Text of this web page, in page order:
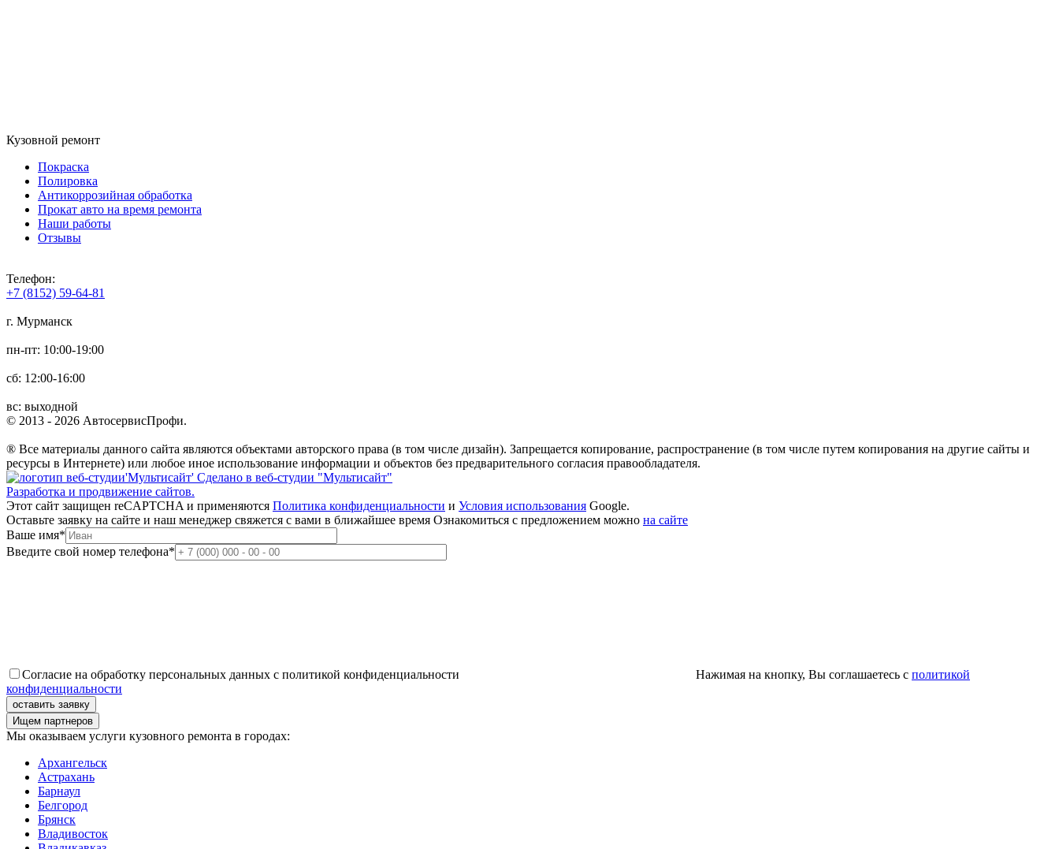
Кузовной ремонт
Покраска
Полировка
Антикоррозийная обработка
Прокат авто на время ремонта
Наши работы
Отзывы
Телефон:
+7 (8152) 59-64-81
г. Мурманск
пн-пт: 10:00-19:00
сб: 12:00-16:00
вс: выходной
© 2013 - 2026 АвтосервисПрофи.
® Все материалы данного сайта являются объектами авторского права (в том числе дизайн). Запрещается копирование, распространение (в том числе путем копирования на другие сайты и
ресурсы в Интернете) или любое иное использование информации и объектов без предварительного согласия правообладателя.
Сделано в веб-студии "Мультисайт"
Разработка и продвижение сайтов.
Этот сайт защищен reCAPTCHA и применяются Политика конфиденциальности и Условия использования Google.
Оставьте заявку на сайте и наш менеджер свяжется с вами в ближайшее время Ознакомиться с предложением можно на сайте
Ваше имя*
Введите свой номер телефона*
Согласие на обработку персональных данных с политикой конфиденциальности Нажимая на кнопку, Вы соглашаетесь с политикой
конфиденциальности
Ищем партнеров
Мы оказываем услуги кузовного ремонта в городах:
Архангельск
Астрахань
Барнаул
Белгород
Брянск
Владивосток